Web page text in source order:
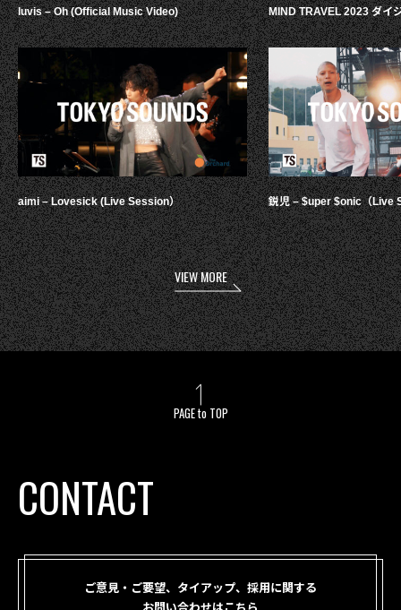
luvis – Oh (Official Music Video)
aimi – Lovesick (Live Session）
MIND TRAVEL 2023 ダイ
鋭児 – $uper $onic（Live
VIEW MORE
PAGE to TOP
CONTACT
ご意見・ご要望、タイアップ、採用に関する